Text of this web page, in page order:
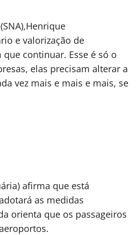
e valorização de
continuar. Esse é só o
elas precisam alterar a
vez mais e mais e mais, se
afirma que está
as medidas
orienta que os passageiros